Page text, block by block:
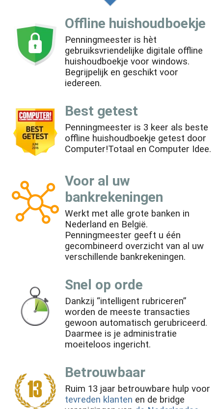
Offline huishoudboekje
Penningmeester is hèt
gebruiksvriendelijke digitale offline
huishoudboekje voor windows.
Begrijpelijk en geschikt voor
iedereen.
Best getest
Penningmeester is 3 keer als beste
offline huishoudboekje getest door
Computer!Totaal en Computer Idee.
Voor al uw
bankrekeningen
Werkt met alle grote banken in
Nederland en België.
Penningmeester geeft u één
gecombineerd overzicht van al uw
verschillende bankrekeningen.
Snel op orde
Dankzij “intelligent rubriceren”
worden de meeste transacties
gewoon automatisch gerubriceerd.
Daarmee is je administratie
moeiteloos ingericht.
Betrouwbaar
Ruim 13 jaar betrouwbare hulp voor
tevreden klanten en de bridge